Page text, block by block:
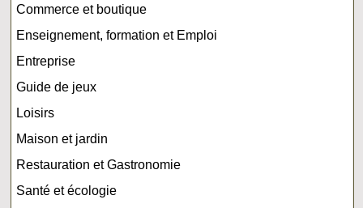
Commerce et boutique
Enseignement, formation et Emploi
Entreprise
Guide de jeux
Loisirs
Maison et jardin
Restauration et Gastronomie
Santé et écologie